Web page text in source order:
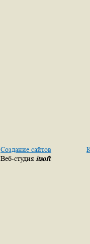
Создание сайтов
Веб-студия itsoft